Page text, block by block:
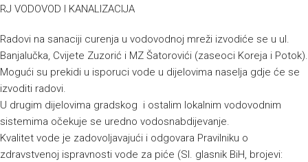
RJ VODOVOD I KANALIZACIJA
Radovi na sanaciji curenja u vodovodnoj mreži izvodiće se u ul.
Banjalučka, Cvijete Zuzorić i MZ Šatorovići (zaseoci Koreja i Potok).
Mogući su prekidi u isporuci vode u dijelovima naselja gdje će se
izvoditi radovi.
U drugim dijelovima gradskog i ostalim lokalnim vodovodnim
sistemima očekuje se uredno vodosnabdijevanje.
Kvalitet vode je zadovoljavajući i odgovara Pravilniku o
zdravstvenoj ispravnosti vode za piće (Sl. glasnik BiH, brojevi: